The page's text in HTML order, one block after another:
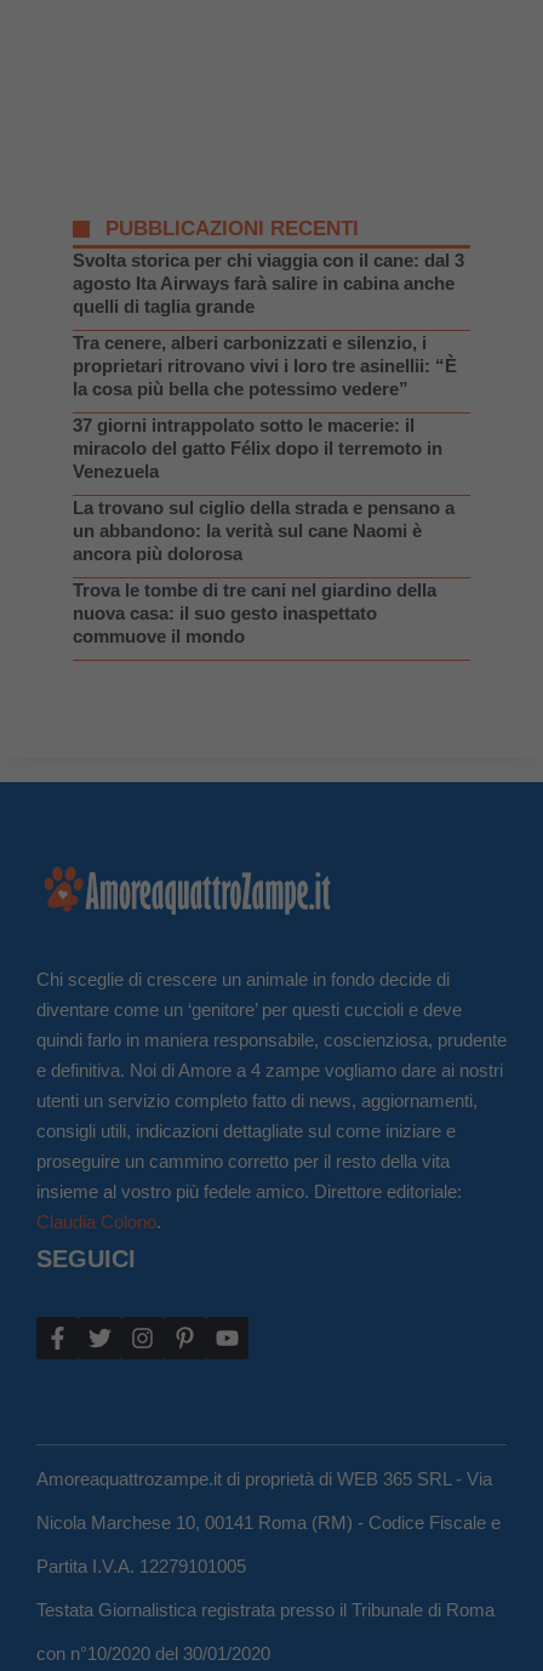
PUBBLICAZIONI RECENTI
Svolta storica per chi viaggia con il cane: dal 3
agosto Ita Airways farà salire in cabina anche
quelli di taglia grande
Tra cenere, alberi carbonizzati e silenzio, i
proprietari ritrovano vivi i loro tre asinellii: “È
la cosa più bella che potessimo vedere”
37 giorni intrappolato sotto le macerie: il
miracolo del gatto Félix dopo il terremoto in
Venezuela
La trovano sul ciglio della strada e pensano a
un abbandono: la verità sul cane Naomi è
ancora più dolorosa
Trova le tombe di tre cani nel giardino della
nuova casa: il suo gesto inaspettato
commuove il mondo
Chi sceglie di crescere un animale in fondo decide di
diventare come un ‘genitore’ per questi cuccioli e deve
quindi farlo in maniera responsabile, coscienziosa, prudente
e definitiva. Noi di Amore a 4 zampe vogliamo dare ai nostri
utenti un servizio completo fatto di news, aggiornamenti,
consigli utili, indicazioni dettagliate sul come iniziare e
proseguire un cammino corretto per il resto della vita
insieme al vostro più fedele amico. Direttore editoriale:
Claudia Colono.
SEGUICI
Amoreaquattrozampe.it di proprietà di WEB 365 SRL - Via
Nicola Marchese 10, 00141 Roma (RM) - Codice Fiscale e
Partita I.V.A. 12279101005
Testata Giornalistica registrata presso il Tribunale di Roma
con n°10/2020 del 30/01/2020